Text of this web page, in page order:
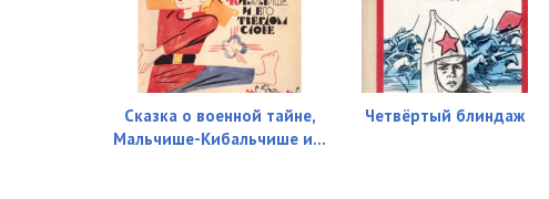
Сказка о военной тайне,
Мальчише-Кибальчише и...
Четвёртый блиндаж